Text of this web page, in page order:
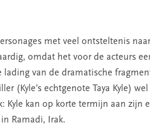
met veel ontsteltenis
omdat het voor de acteurs
lading van de dramatische
(Kyle’s echtgenote Taya Kyle)
Kyle kan op korte termijn aan zijn
Ramadi, Irak.